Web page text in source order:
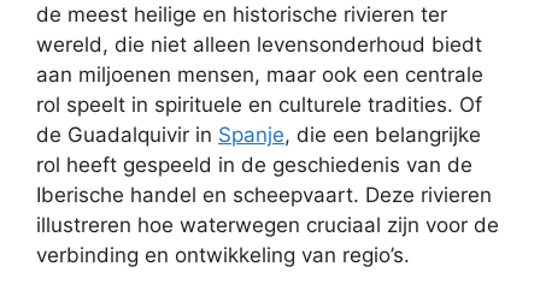
de meest heilige en historische rivieren ter
wereld, die niet alleen levensonderhoud biedt
aan miljoenen mensen, maar ook een centrale
rol speelt in spirituele en culturele tradities. Of
de Guadalquivir in Spanje, die een belangrijke
rol heeft gespeeld in de geschiedenis van de
Iberische handel en scheepvaart. Deze rivieren
illustreren hoe waterwegen cruciaal zijn voor de
verbinding en ontwikkeling van regio’s.